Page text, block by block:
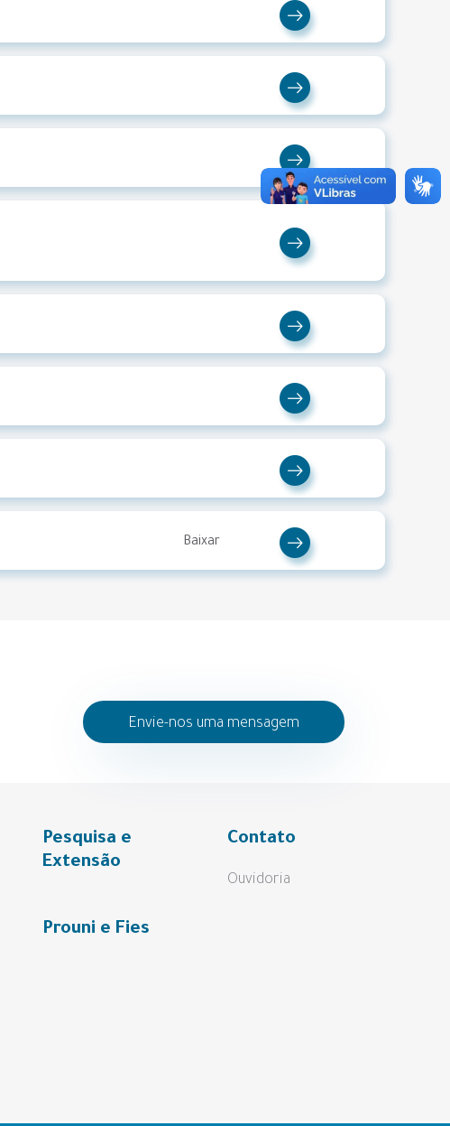
Baixar
Envie-nos uma mensagem
Pesquisa e
Extensão
Prouni e Fies
Contato
Ouvidoria